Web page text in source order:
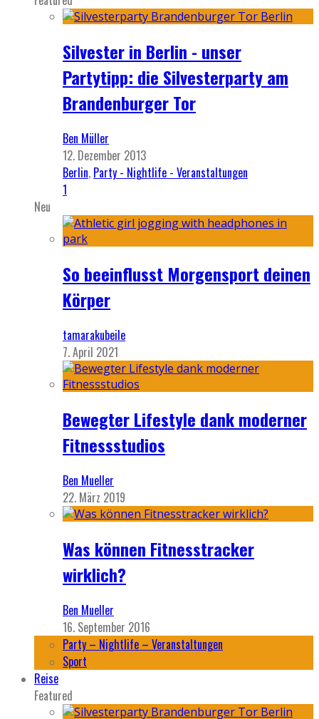
Silvester in Berlin - unser
Partytipp: die Silvesterparty am
Brandenburger Tor
Ben Müller
12. Dezember 2013
Berlin, Party - Nightlife - Veranstaltungen
1
Neu
So beeinflusst Morgensport deinen
Körper
tamarakubeile
7. April 2021
Bewegter Lifestyle dank moderner
Fitnessstudios
Ben Mueller
22. März 2019
Was können Fitnesstracker
wirklich?
Ben Mueller
16. September 2016
Party – Nightlife – Veranstaltungen
Sport
Reise
Featured